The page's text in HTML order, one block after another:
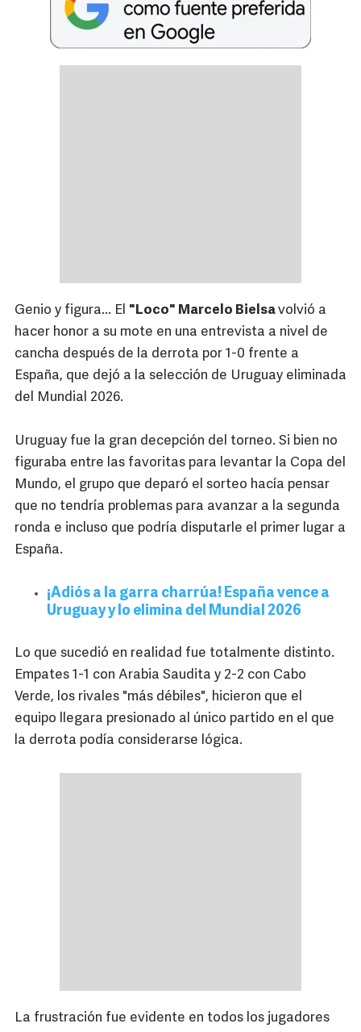
Genio y figura... El "Loco" Marcelo Bielsavolvió a
hacer honor a su mote en una entrevista a nivel de
cancha después de la derrota por 1-0 frente a
España, que dejó a la selección de Uruguay eliminada
del Mundial 2026.
Uruguay fue la gran decepción del torneo. Si bien no
figuraba entre las favoritas para levantar la Copa del
Mundo, el grupo que deparó el sorteo hacía pensar
que no tendría problemas para avanzar a la segunda
ronda e incluso que podría disputarle el primer lugar a
España.
¡Adiós a la garra charrúa! España vence a
Uruguay y lo elimina del Mundial 2026
Lo que sucedió en realidad fue totalmente distinto.
Empates 1-1 con Arabia Saudita y 2-2 con Cabo
Verde, los rivales "más débiles", hicieron que el
equipo llegara presionado al único partido en el que
la derrota podía considerarse lógica.
La frustración fue evidente en todos los jugadores